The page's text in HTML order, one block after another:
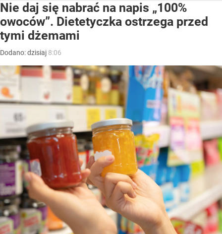
Nie daj się nabrać na napis „100%
owoców”. Dietetyczka ostrzega przed
tymi dżemami
Dodano:dzisiaj 8:06